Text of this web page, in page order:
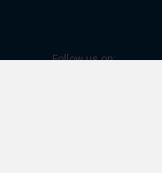
Follow us on: